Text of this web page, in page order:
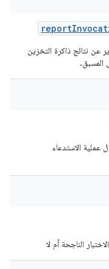
report
عن نتائج ذاكرة التخزين
المسبق.
عملية الاستدعاء
الناجحة أم لا